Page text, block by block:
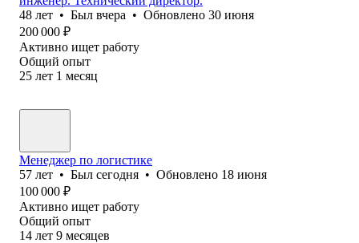
48 лет • Был вчера • Обновлено 30 июня
200 000 ₽
Активно ищет работу
Общий опыт
25 лет 1 месяц
Менеджер по логистике
57 лет • Был сегодня • Обновлено 18 июня
100 000 ₽
Активно ищет работу
Общий опыт
14 лет 9 месяцев